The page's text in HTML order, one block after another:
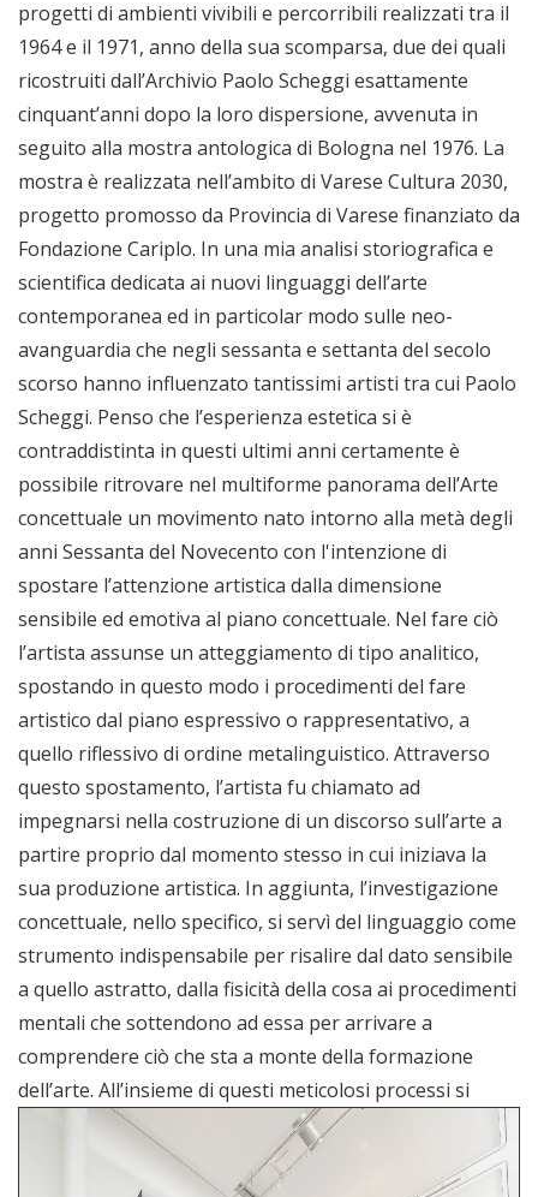
progetti di ambienti vivibili e percorribili realizzati tra il
1964 e il 1971, anno della sua scomparsa, due dei quali
ricostruiti dall’Archivio Paolo Scheggi esattamente
cinquant’anni dopo la loro dispersione, avvenuta in
seguito alla mostra antologica di Bologna nel 1976. La
mostra è realizzata nell’ambito di Varese Cultura 2030,
progetto promosso da Provincia di Varese finanziato da
Fondazione Cariplo. In una mia analisi storiografica e
scientifica dedicata ai nuovi linguaggi dell’arte
contemporanea ed in particolar modo sulle neo-
avanguardia che negli sessanta e settanta del secolo
scorso hanno influenzato tantissimi artisti tra cui Paolo
Scheggi. Penso che l’esperienza estetica si è
contraddistinta in questi ultimi anni certamente è
possibile ritrovare nel multiforme panorama dell’Arte
concettuale un movimento nato intorno alla metà degli
anni Sessanta del Novecento con l'intenzione di
spostare l’attenzione artistica dalla dimensione
sensibile ed emotiva al piano concettuale. Nel fare ciò
l’artista assunse un atteggiamento di tipo analitico,
spostando in questo modo i procedimenti del fare
artistico dal piano espressivo o rappresentativo, a
quello riflessivo di ordine metalinguistico. Attraverso
questo spostamento, l’artista fu chiamato ad
impegnarsi nella costruzione di un discorso sull’arte a
partire proprio dal momento stesso in cui iniziava la
sua produzione artistica. In aggiunta, l’investigazione
concettuale, nello specifico, si servì del linguaggio come
strumento indispensabile per risalire dal dato sensibile
a quello astratto, dalla fisicità della cosa ai procedimenti
mentali che sottendono ad essa per arrivare a
comprendere ciò che sta a monte della formazione
dell’arte. All’insieme di questi meticolosi processi si